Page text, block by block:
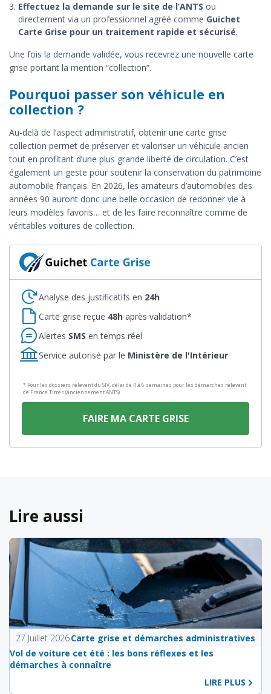
Effectuez la demande sur le site de l’ANTS ou
directement via un professionnel agréé comme Guichet
Carte Grise pour un traitement rapide et sécurisé.
Une fois la demande validée, vous recevrez une nouvelle carte
grise portant la mention “collection”.
Pourquoi passer son véhicule en
collection ?
Au-delà de l’aspect administratif, obtenir une carte grise
collection permet de préserver et valoriser un véhicule ancien
tout en profitant d’une plus grande liberté de circulation. C’est
également un geste pour soutenir la conservation du patrimoine
automobile français. En 2026, les amateurs d’automobiles des
années 90 auront donc une belle occasion de redonner vie à
leurs modèles favoris… et de les faire reconnaître comme de
véritables voitures de collection.
Analyse des justificatifs en 24h
Carte grise reçue 48h après validation*
Alertes SMS en temps réel
Service autorisé par le Ministère de l'Intérieur
* Pour les dossiers relevant du SIV, délai de 4 à 6 semaines pour les démarches relevant
de France Titres (anciennement ANTS)
FAIRE MA CARTE GRISE
Lire aussi
27 Juillet 2026Carte grise et démarches administratives
Vol de voiture cet été : les bons réflexes et les
démarches à connaître
LIRE PLUS